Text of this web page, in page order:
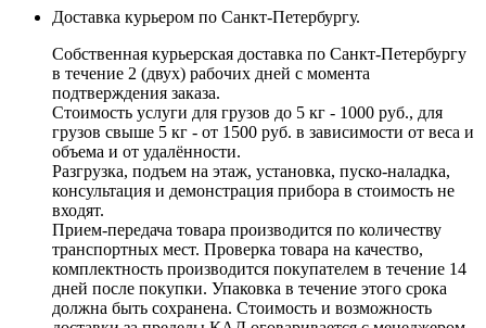
Доставка курьером по Санкт-Петербургу.
Собственная курьерская доставка по Санкт-Петербургу
в течение 2 (двух) рабочих дней с момента
подтверждения заказа.
Стоимость услуги для грузов до 5 кг - 1000 руб., для
грузов свыше 5 кг - от 1500 руб. в зависимости от веса и
объема и от удалённости.
Разгрузка, подъем на этаж, установка, пуско-наладка,
консультация и демонстрация прибора в стоимость не
входят.
Прием-передача товара производится по количеству
транспортных мест. Проверка товара на качество,
комплектность производится покупателем в течение 14
дней после покупки. Упаковка в течение этого срока
должна быть сохранена. Стоимость и возможность